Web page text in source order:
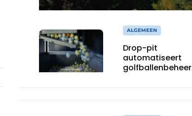
ALGEMEEN
Drop-pit
automatiseert
golfballenbeheer